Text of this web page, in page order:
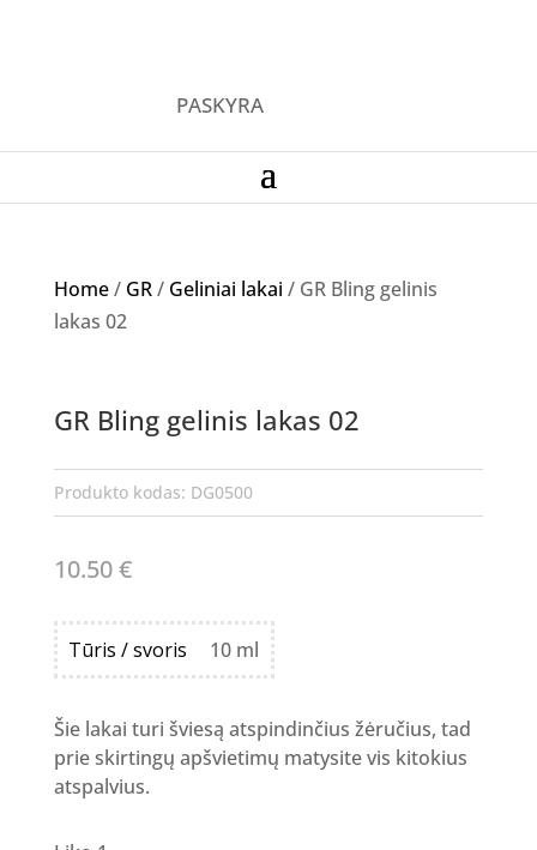
PASKYRA
Home/ GR/ Geliniai lakai / GR Bling gelinis
lakas 02
GR Bling gelinis lakas 02
Produkto kodas: DG0500
10.50€
Tūris / svoris 10 ml
Šie lakai turi šviesą atspindinčius žėručius, tad
prie skirtingų apšvietimų matysite vis kitokius
atspalvius.